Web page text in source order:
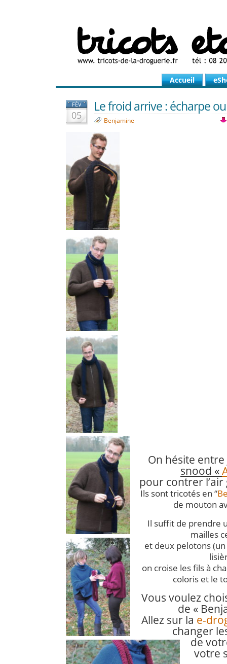
Accueil
FÉV
05
Le froid arrive : écharpe
Benjamine
On hésite entre
snood «
pour contrer l’air
Ils sont tricotés en “
de mouton
Il suffit de prendre
mailles
et deux pelotons
on croise les fils à
coloris et le
Vous voulez
de «
Allez sur la e-
changer
de
votre